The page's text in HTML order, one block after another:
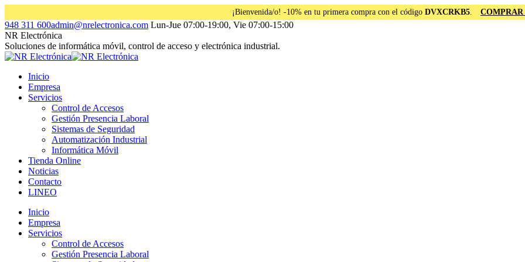
¡Bienvenida/o! -10% en tu primera compra con el código DVXCRKB5.
Saltar
al
contenido
Facebook
page
opens
in
window
Instagram
page
opens
in
window
Linkedin
page
opens
in
window
948 311 600admin@nrelectronica.com Lun-Jue 07:00-19:00, Vie 07:00-15:00
NR Electrónica
Soluciones de informática móvil, control de acceso y electrónica industrial.
Inicio
Empresa
Servicios
Control de Accesos
Gestión Presencia Laboral
Sistemas de Seguridad
Automatización Industrial
Informática Móvil
Tienda Online
Noticias
Contacto
LINEO
Inicio
Empresa
Servicios
Control de Accesos
Gestión Presencia Laboral